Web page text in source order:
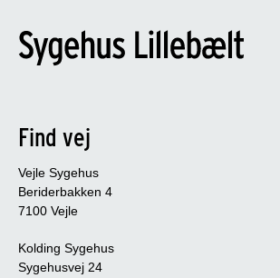
Find vej
Vejle Sygehus
Beriderbakken 4
7100 Vejle
Kolding Sygehus
Sygehusvej 24